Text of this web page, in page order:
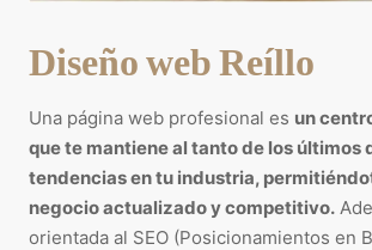
Diseño web Reíllo
Una página web profesional es un
que te mantiene al tanto de los últimos
tendencias en tu industria,
negocio actualizado y competitivo.
orientada al SEO (Posicionamientos en